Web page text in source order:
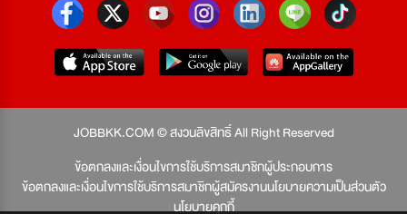
JOBBKK.COM © สงวนลิขสิทธิ์ All Right Reserved
ข้อตกลงและเงื่อนไขการใช้บริการสมาชิกผู้ประกอบการ
ข้อตกลงและเงื่อนไขการใช้บริการสมาชิกผู้สมัครงานนโยบายความเป็นส่วนตัว
นโยบายคุกกี้